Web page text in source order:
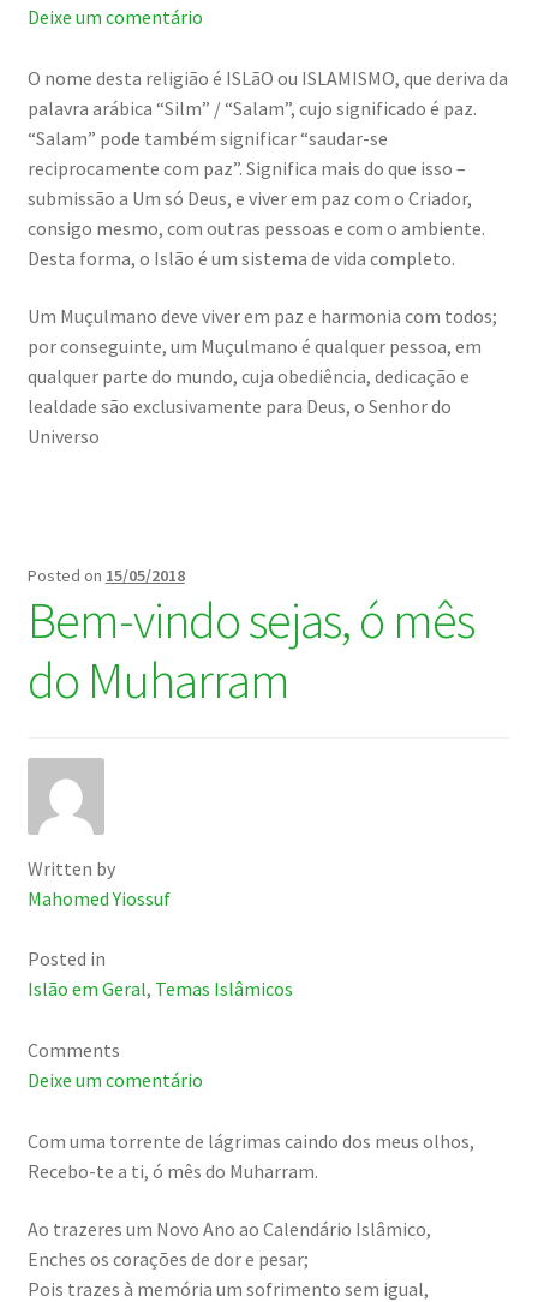
Deixe um comentário
O nome desta religião é ISLãO ou ISLAMISMO, que deriva da
palavra arábica “Silm” / “Salam”, cujo significado é paz.
“Salam” pode também significar “saudar-se
reciprocamente com paz”. Significa mais do que isso –
submissão a Um só Deus, e viver em paz com o Criador,
consigo mesmo, com outras pessoas e com o ambiente.
Desta forma, o Islão é um sistema de vida completo.
Um Muçulmano deve viver em paz e harmonia com todos;
por conseguinte, um Muçulmano é qualquer pessoa, em
qualquer parte do mundo, cuja obediência, dedicação e
lealdade são exclusivamente para Deus, o Senhor do
Universo
Posted on 15/05/2018
Bem-vindo sejas, ó mês
do Muharram
Written by
Mahomed Yiossuf
Posted in
Islão em Geral, Temas Islâmicos
Comments
Deixe um comentário
Com uma torrente de lágrimas caindo dos meus olhos,
Recebo-te a ti, ó mês do Muharram.
Ao trazeres um Novo Ano ao Calendário Islâmico,
Enches os corações de dor e pesar;
Pois trazes à memória um sofrimento sem igual,